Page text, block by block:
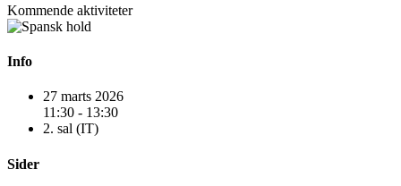
Kommende aktiviteter
Info
27 marts 2026
11:30 - 13:30
2. sal (IT)
Sider